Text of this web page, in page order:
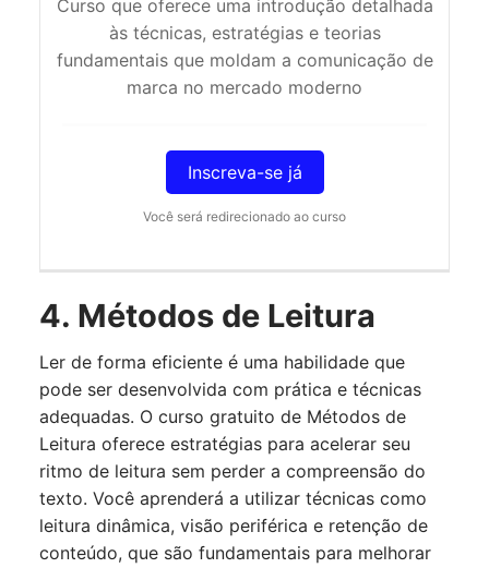
Curso que oferece uma introdução detalhada
às técnicas, estratégias e teorias
fundamentais que moldam a comunicação de
marca no mercado moderno
Inscreva-se já
Você será redirecionado ao curso
4. Métodos de Leitura
Ler de forma eficiente é uma habilidade que
pode ser desenvolvida com prática e técnicas
adequadas. O curso gratuito de Métodos de
Leitura oferece estratégias para acelerar seu
ritmo de leitura sem perder a compreensão do
texto. Você aprenderá a utilizar técnicas como
leitura dinâmica, visão periférica e retenção de
conteúdo, que são fundamentais para melhorar